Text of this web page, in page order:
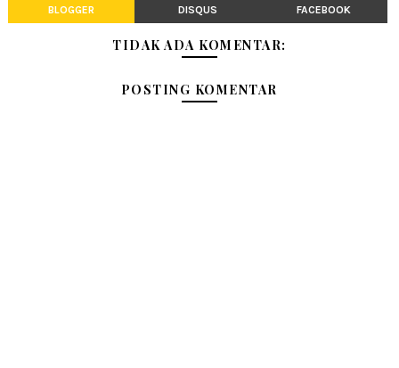
BLOGGER DISQUS FACEBOOK
TIDAK ADA KOMENTAR:
POSTING KOMENTAR